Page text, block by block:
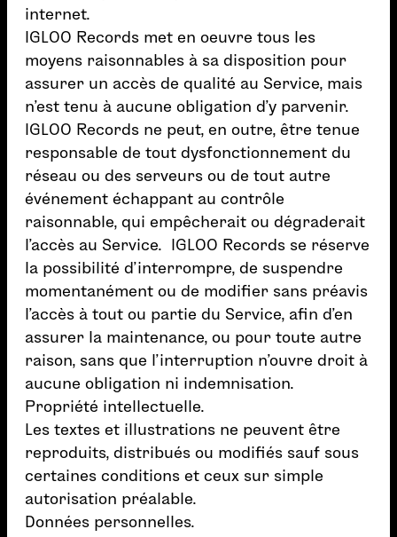
internet.
IGLOO Records met en oeuvre tous les
moyens raisonnables à sa disposition pour
assurer un accès de qualité au Service, mais
n’est tenu à aucune obligation d’y parvenir.
IGLOO Records ne peut, en outre, être tenue
responsable de tout dysfonctionnement du
réseau ou des serveurs ou de tout autre
événement échappant au contrôle
raisonnable, qui empêcherait ou dégraderait
l’accès au Service. IGLOO Records se réserve
la possibilité d’interrompre, de suspendre
momentanément ou de modifier sans préavis
l’accès à tout ou partie du Service, afin d’en
assurer la maintenance, ou pour toute autre
raison, sans que l’interruption n’ouvre droit à
aucune obligation ni indemnisation.
Propriété intellectuelle.
Les textes et illustrations ne peuvent être
reproduits, distribués ou modifiés sauf sous
certaines conditions et ceux sur simple
autorisation préalable.
Données personnelles.